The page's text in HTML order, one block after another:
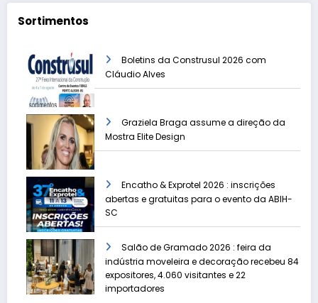
Sortimentos
Boletins da Construsul 2026 com
Cláudio Alves
Graziela Braga assume a direção da
Mostra Elite Design
Encatho & Exprotel 2026 : inscrições
abertas e gratuitas para o evento da ABIH-
SC
Salão de Gramado 2026 : feira da
indústria moveleira e decoração recebeu 84
expositores, 4.060 visitantes e 22
importadores